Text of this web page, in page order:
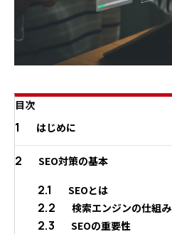
目次
1 はじめに
2 SEO対策の基本
2.1 SEOとは
2.2 検索エンジンの仕組み
2.3 SEOの重要性